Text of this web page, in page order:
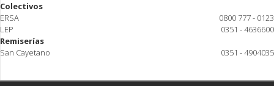
Colectivos
ERSA
0800 777 - 0123
LEP
0351 - 4636600
Remiserías
San Cayetano
0351 - 4904035